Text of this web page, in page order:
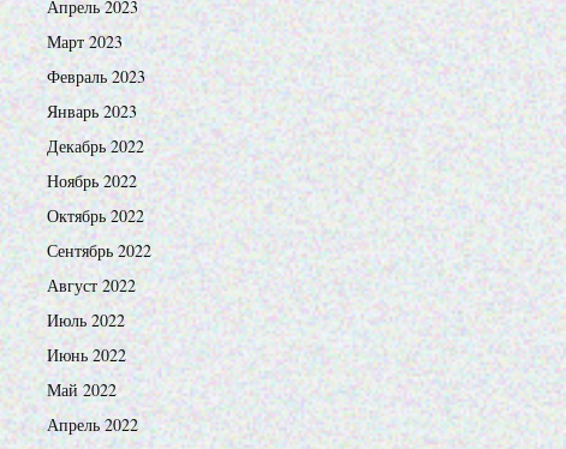
Апрель 2023
Март 2023
Февраль 2023
Январь 2023
Декабрь 2022
Ноябрь 2022
Октябрь 2022
Сентябрь 2022
Август 2022
Июль 2022
Июнь 2022
Май 2022
Апрель 2022